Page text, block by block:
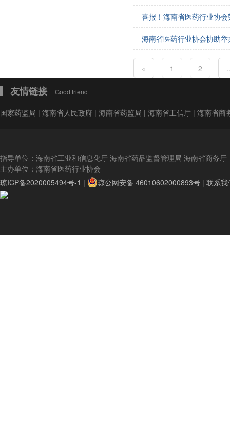
喜报！海南省医药行业协会
海南省医药行业协会协助
« 1 2
友情链接 Good friend
国家药监局 | 海南省人民政府 | 海南省药监局 | 海南省工信厅 | 海南省商
指导单位：海南省工业和信息化厅 海南省药品监督管理局 海南省商务厅
主办单位：海南省医药行业协会
琼ICP备2020005494号-1 |
琼公网安备 46010602000893号 | 联系我